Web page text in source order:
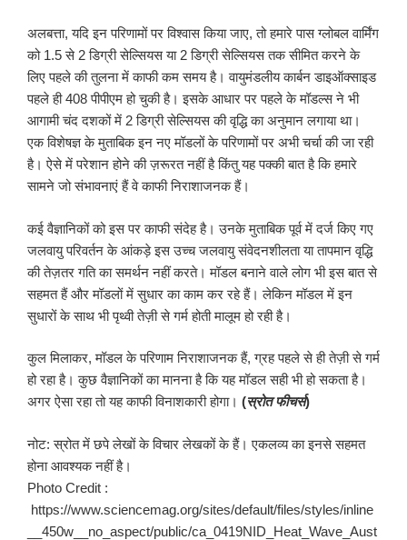
अलबत्ता, यदि इन परिणामों पर विश्वास किया जाए, तो हमारे पास ग्लोबल वार्मिंग
को 1.5 से 2 डिग्री सेल्सियस या 2 डिग्री सेल्सियस तक सीमित करने के
लिए पहले की तुलना में काफी कम समय है। वायुमंडलीय कार्बन डाइऑक्साइड
पहले ही 408 पीपीएम हो चुकी है। इसके आधार पर पहले के मॉडल्स ने भी
आगामी चंद दशकों में 2 डिग्री सेल्सियस की वृद्धि का अनुमान लगाया था।
एक विशेषज्ञ के मुताबिक इन नए मॉडलों के परिणामों पर अभी चर्चा की जा रही
है। ऐसे में परेशान होने की ज़रूरत नहीं है किंतु यह पक्की बात है कि हमारे
सामने जो संभावनाएं हैं वे काफी निराशाजनक हैं।
कई वैज्ञानिकों को इस पर काफी संदेह है। उनके मुताबिक पूर्व में दर्ज किए गए
जलवायु परिवर्तन के आंकड़े इस उच्च जलवायु संवेदनशीलता या तापमान वृद्धि
की तेज़तर गति का समर्थन नहीं करते। मॉडल बनाने वाले लोग भी इस बात से
सहमत हैं और मॉडलों में सुधार का काम कर रहे हैं। लेकिन मॉडल में इन
सुधारों के साथ भी पृथ्वी तेज़ी से गर्म होती मालूम हो रही है।
कुल मिलाकर, मॉडल के परिणाम निराशाजनक हैं, ग्रह पहले से ही तेज़ी से गर्म
हो रहा है। कुछ वैज्ञानिकों का मानना है कि यह मॉडल सही भी हो सकता है।
अगर ऐसा रहा तो यह काफी विनाशकारी होगा। (स्रोत फीचर्स)
नोट: स्रोत में छपे लेखों के विचार लेखकों के हैं। एकलव्य का इनसे सहमत
होना आवश्यक नहीं है।
Photo Credit :
https://www.sciencemag.org/sites/default/files/styles/inline
__450w__no_aspect/public/ca_0419NID_Heat_Wave_Aust